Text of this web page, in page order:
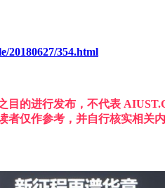
20180627/354.html
目的进行发布，不代表
者仅作参考，并自行核实相关